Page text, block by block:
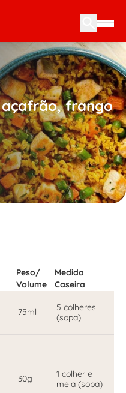
frango
Peso/
Volume
Medida
Caseira
75ml
5 colheres
(sopa)
30g
1 colher e
meia (sopa)